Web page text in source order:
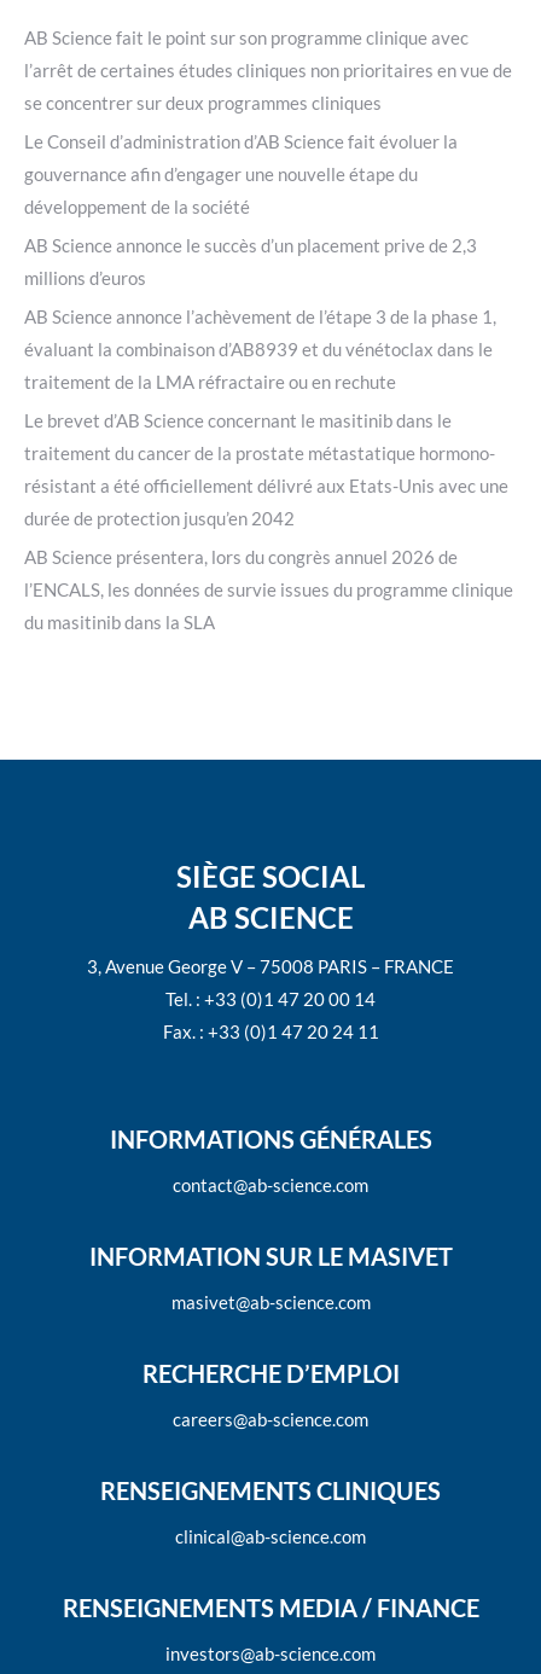
AB Science fait le point sur son programme clinique avec
l’arrêt de certaines études cliniques non prioritaires en vue de
se concentrer sur deux programmes cliniques
Le Conseil d’administration d’AB Science fait évoluer la
gouvernance afin d’engager une nouvelle étape du
développement de la société
AB Science annonce le succès d’un placement prive de 2,3
millions d’euros
AB Science annonce l’achèvement de l’étape 3 de la phase 1,
évaluant la combinaison d’AB8939 et du vénétoclax dans le
traitement de la LMA réfractaire ou en rechute
Le brevet d’AB Science concernant le masitinib dans le
traitement du cancer de la prostate métastatique hormono-
résistant a été officiellement délivré aux Etats-Unis avec une
durée de protection jusqu’en 2042
AB Science présentera, lors du congrès annuel 2026 de
l’ENCALS, les données de survie issues du programme clinique
du masitinib dans la SLA
SIÈGE SOCIAL
AB SCIENCE
3, Avenue George V – 75008 PARIS – FRANCE
Tel. : +33 (0)1 47 20 00 14
Fax. : +33 (0)1 47 20 24 11
INFORMATIONS GÉNÉRALES
contact@ab-science.com
INFORMATION SUR LE MASIVET
masivet@ab-science.com
RECHERCHE D’EMPLOI
careers@ab-science.com
RENSEIGNEMENTS CLINIQUES
clinical@ab-science.com
RENSEIGNEMENTS MEDIA / FINANCE
investors@ab-science.com